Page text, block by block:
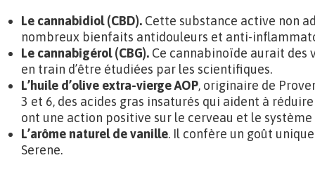
Le cannabidiol (CBD). Cette substance active non
nombreux bienfaits antidouleurs et anti-
Le cannabigérol (CBG). Ce cannabinoïde aurait des
en train d’être étudiées par les scientifiques.
L’huile d’olive extra-vierge AOP, originaire de
3 et 6, des acides gras insaturés qui aident à
ont une action positive sur le cerveau et le système
L’arôme naturel de vanille. Il confère un goût
Serene.